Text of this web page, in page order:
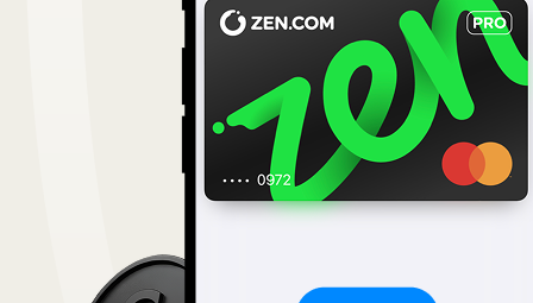
International (English)